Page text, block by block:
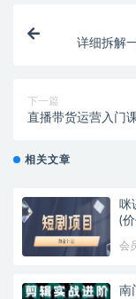
详细拆解
下一篇
直播带货运营入门
相关文章
咪
(
会
南